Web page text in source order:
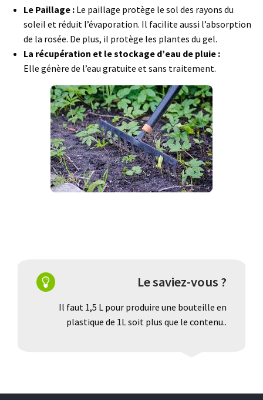
Le Paillage : Le paillage protège le sol des rayons du
soleil et réduit l’évaporation. Il facilite aussi l’absorption
de la rosée. De plus, il protège les plantes du gel.
La récupération et le stockage d’eau de pluie :
Elle génère de l’eau gratuite et sans traitement.
Le saviez-vous ?
Il faut 1,5 L pour produire une bouteille en
plastique de 1L soit plus que le contenu..